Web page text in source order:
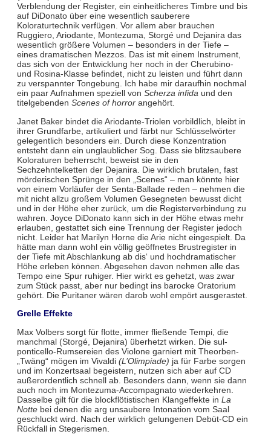
Verblendung der Register, ein einheitlicheres Timbre und bis
auf DiDonato über eine wesentlich sauberere
Koloraturtechnik verfügen. Vor allem aber brauchen
Ruggiero, Ariodante, Montezuma, Storgé und Dejanira das
wesentlich größere Volumen – besonders in der Tiefe –
eines dramatischen Mezzos. Das ist mit einem Instrument,
das sich von der Entwicklung her noch in der Cherubino-
und Rosina-Klasse befindet, nicht zu leisten und führt dann
zu verspannter Tongebung. Ich habe mir daraufhin nochmal
ein paar Aufnahmen speziell von Scherza infidaund den
titelgebenden Scenes of horrorangehört.
Janet Baker bindet die Ariodante-Triolen vorbildlich, bleibt in
ihrer Grundfarbe, artikuliert und färbt nur Schlüsselwörter
gelegentlich besonders ein. Durch diese Konzentration
entsteht dann ein unglaublicher Sog. Dass sie blitzsaubere
Koloraturen beherrscht, beweist sie in den
Sechzehntelketten der Dejanira. Die wirklich brutalen, fast
mörderischen Sprünge in den „Scenes“ – man könnte hier
von einem Vorläufer der Senta-Ballade reden – nehmen die
mit nicht allzu großem Volumen Gesegneten bewusst dicht
und in der Höhe eher zurück, um die Registerverbindung zu
wahren. Joyce DiDonato kann sich in der Höhe etwas mehr
erlauben, gestattet sich eine Trennung der Register jedoch
nicht. Leider hat Marilyn Horne die Arie nicht eingespielt. Da
hätte man dann wohl ein völlig geöffnetes Brustregister in
der Tiefe mit Abschlankung ab dis‘ und hochdramatischer
Höhe erleben können. Abgesehen davon nehmen alle das
Tempo eine Spur ruhiger. Hier wirkt es gehetzt, was zwar
zum Stück passt, aber nur bedingt ins barocke Oratorium
gehört. Die Puritaner wären darob wohl empört ausgerastet.
Grelle Effekte
Max Volbers sorgt für flotte, immer fließende Tempi, die
manchmal (Storgé, Dejanira) überhetzt wirken. Die sul-
ponticello-Rumsereien des Violone garniert mit Theorben-
„Twäng“ mögen im Vivaldi (L’Olimpiade) ja für Farbe sorgen
und im Konzertsaal begeistern, nutzen sich aber auf CD
außerordentlich schnell ab. Besonders dann, wenn sie dann
auch noch im Montezuma-Accompagnato wiederkehren.
Dasselbe gilt für die blockflötistischen Klangeffekte in La
Nottebei denen die arg unsaubere Intonation vom Saal
geschluckt wird. Nach der wirklich gelungenen Debüt-CD ein
Rückfall in Stegerismen.